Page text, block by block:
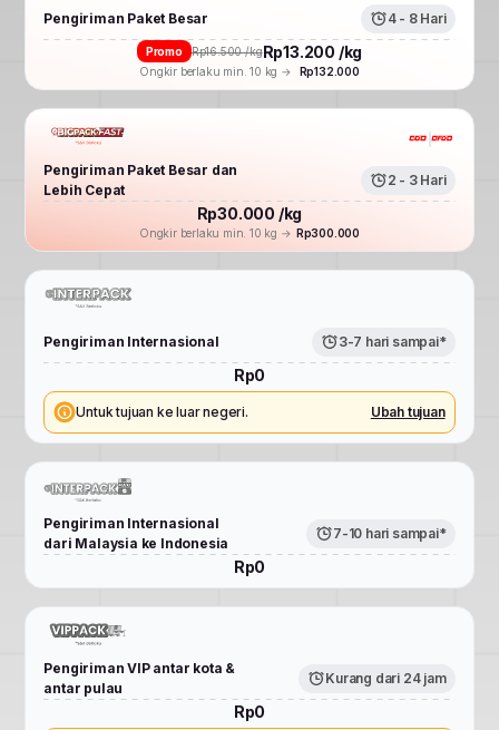
Pengiriman Paket Besar 4 - 8 Hari
Rp16.500 /kg
Promo Rp13.200 /kg
Ongkir berlaku min. 10 kg → Rp132.000
Pengiriman Paket Besar dan
Lebih Cepat
2 - 3 Hari
Rp30.000 /kg
Ongkir berlaku min. 10 kg → Rp300.000
Pengiriman Internasional 3-7 hari sampai*
Rp0
Untuk tujuan ke luar negeri. Ubah tujuan
Pengiriman Internasional
dari Malaysia ke Indonesia
7-10 hari sampai*
Rp0
Pengiriman VIP antar kota &
antar pulau
Kurang dari 24 jam
Rp0